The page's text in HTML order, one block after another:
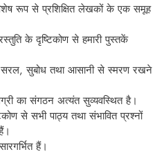
रूप से प्रशिक्षित लेखकों के एक समूह
के दृष्टिकोण से हमारी पुस्तकें
सरल, सुबोध तथा आसानी से स्मरण रखने
का संगठन अत्यंत सुव्यवस्थित है।
से सभी पाठ्य तथा संभावित प्रश्नों
हैं।